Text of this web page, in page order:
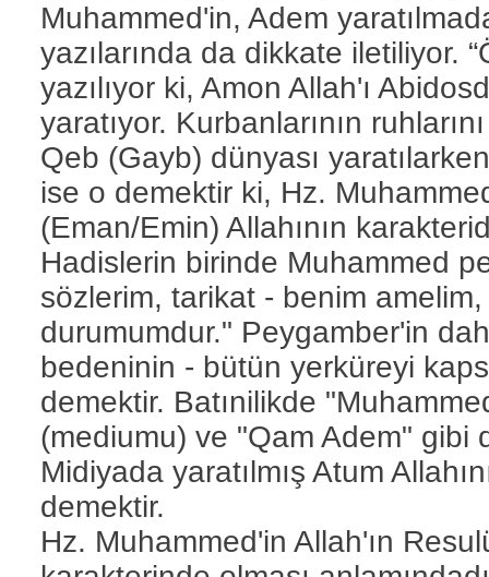
Muhammed'in, Adem
yazılarında da dikkate iletiliyor.
yazılıyor ki, Amon Allah'ı
yaratıyor. Kurbanlarının
Qeb (Gayb) dünyası
ise o demektir ki, Hz.
(Eman/Emin) Allahının
Hadislerin birinde Muhammed
sözlerim, tarikat - benim
durumumdur." Peygamber'in
bedeninin - bütün yerküreyi
demektir. Batınilikde
(mediumu) ve "Qam Adem"
Midiyada yaratılmış Atum
demektir.
Hz. Muhammed'in Allah'ın